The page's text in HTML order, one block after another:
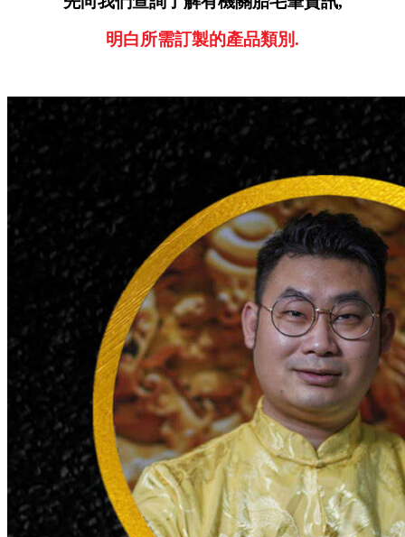
明白所需訂製的產品類別.